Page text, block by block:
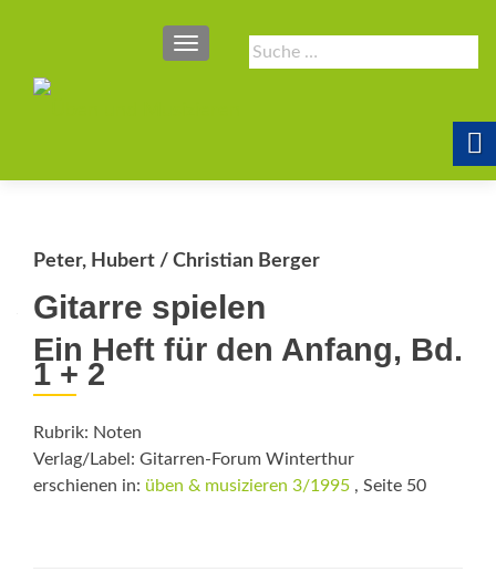
Suche
nach:
SCHALTE NAVIGATION
Peter, Hubert / Christian Berger
Gitarre spielen
Ein Heft für den Anfang, Bd.
1 + 2
Rubrik: Noten
Verlag/Label: Gitarren-Forum Winterthur
erschienen in: üben & musizieren 3/1995 , Seite 50